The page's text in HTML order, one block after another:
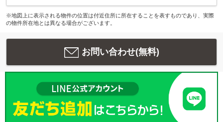
※地図上に表示される物件の位置は付近住所に所在することを表すものであり、実際
の物件所在地とは異なる場合がございます。
お問い合わせ(無料)